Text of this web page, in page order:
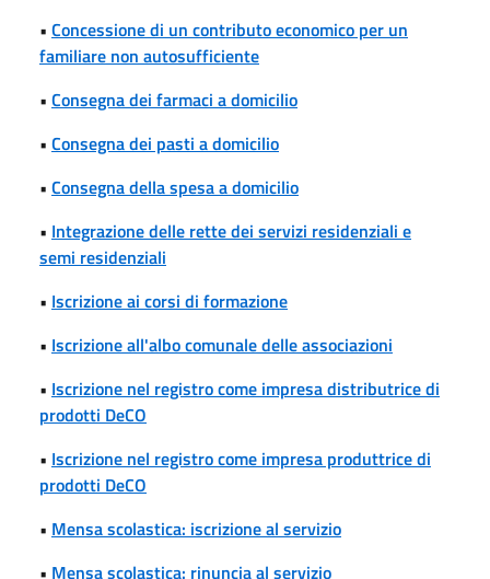
• Concessione di un contributo economico per un
familiare non autosufficiente
• Consegna dei farmaci a domicilio
• Consegna dei pasti a domicilio
• Consegna della spesa a domicilio
• Integrazione delle rette dei servizi residenziali e
semi residenziali
• Iscrizione ai corsi di formazione
• Iscrizione all'albo comunale delle associazioni
• Iscrizione nel registro come impresa distributrice di
prodotti DeCO
• Iscrizione nel registro come impresa produttrice di
prodotti DeCO
• Mensa scolastica: iscrizione al servizio
• Mensa scolastica: rinuncia al servizio